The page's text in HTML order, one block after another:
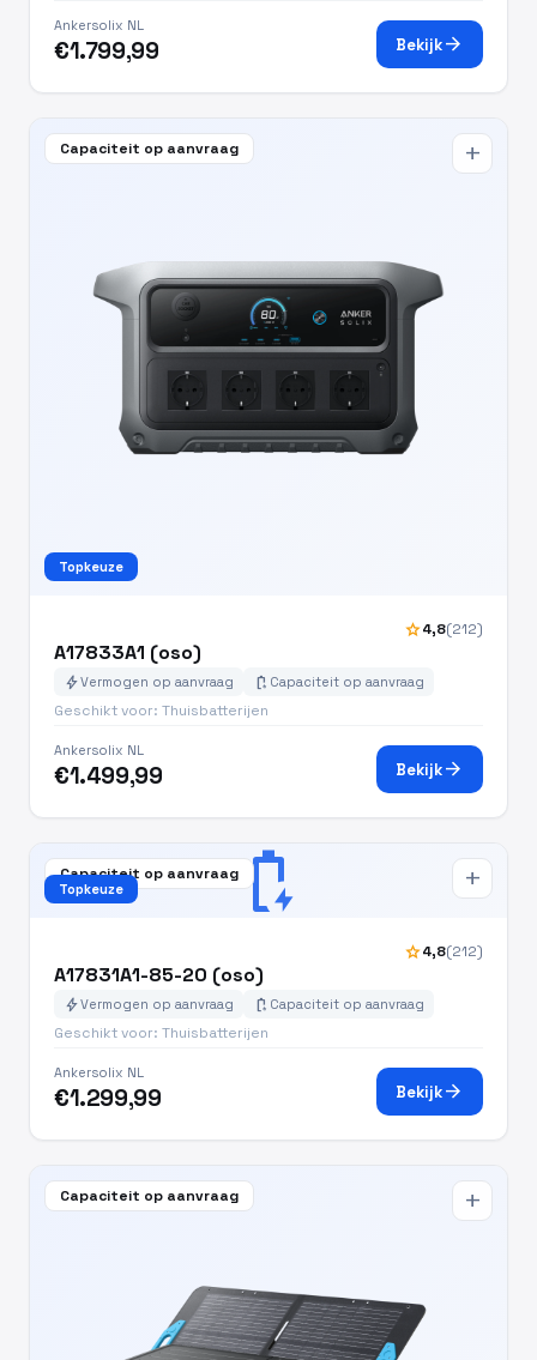
Ankersolix NL
€1.799,99 Bekijkarrow_forward
Capaciteit op aanvraag
Topkeuze
add
star4,8(212)
A17833A1 (oso)
boltVermogen op aanvraag battery_charging_full Capaciteit op aanvraag
Geschikt voor: Thuisbatterijen
Ankersolix NL
€1.499,99 Bekijkarrow_forward
battery_charging_full
Capaciteit op aanvraag
Topkeuze add
star4,8(212)
A17831A1-85-20 (oso)
boltVermogen op aanvraag battery_charging_full Capaciteit op aanvraag
Geschikt voor: Thuisbatterijen
Ankersolix NL
€1.299,99 Bekijkarrow_forward
Capaciteit op aanvraag add